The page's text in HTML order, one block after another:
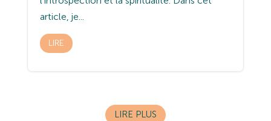
article, je...
LIRE
LIRE PLUS